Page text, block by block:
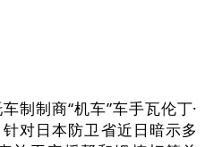
制商“机车”车手瓦伦丁·
对日本防卫省近日暗示多